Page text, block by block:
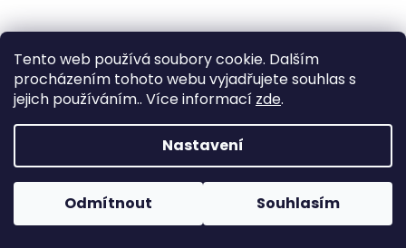
Tento web používá soubory cookie. Dalším
procházením tohoto webu vyjadřujete souhlas s
jejich používáním.. Více informací zde.
Nastavení
Odmítnout Souhlasím
Elastická krajka 5,5cm - bílá
Skladem(53,1 m)